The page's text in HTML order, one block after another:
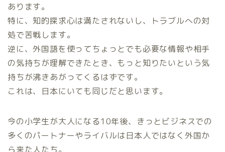
あります。
特に、知的探求心は満たされないし、トラブルへの対
処で苦戦します。
逆に、外国語を使ってちょっとでも必要な情報や相手
の気持ちが理解できたとき、もっと知りたいという気
持ちが沸きあがってくるはずです。
これは、日本にいても同じだと思います。
今の小学生が大人になる10年後、きっとビジネスでの
多くのパートナーやライバルは日本人ではなく外国か
ら来た人たち。